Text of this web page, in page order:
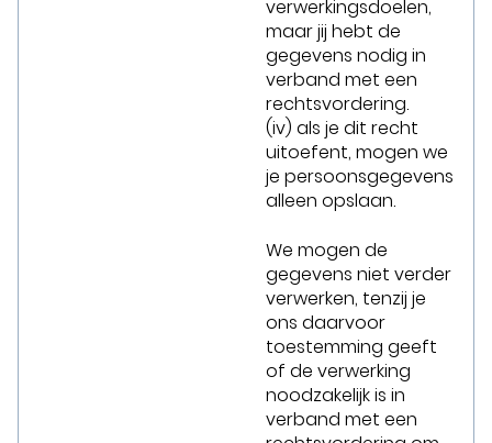
verwerkingsdoelen,
maar jij hebt de
gegevens nodig in
verband met een
rechtsvordering.
(iv) als je dit recht
uitoefent, mogen we
je persoonsgegevens
alleen opslaan.
We mogen de
gegevens niet verder
verwerken, tenzij je
ons daarvoor
toestemming geeft
of de verwerking
noodzakelijk is in
verband met een